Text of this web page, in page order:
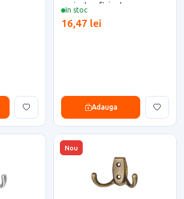
In stoc
proiecte eficiente
16,47 lei
Adauga
Nou